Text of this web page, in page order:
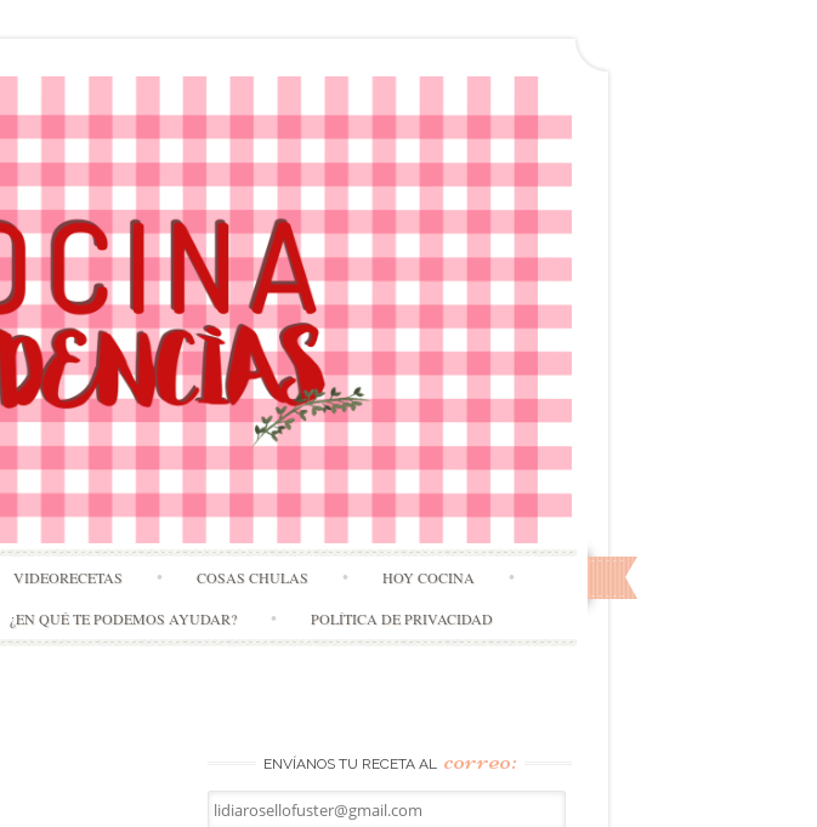
Skip
content
VIDEORECETAS COSAS CHULAS HOY COCINA
¿EN QUÉ TE PODEMOS AYUDAR? POLÍTICA DE PRIVACIDAD
ENVÍANOS TU RECETA AL correo:
lidiarosellofuster@gmail.com